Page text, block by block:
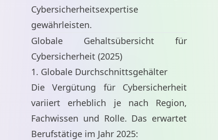
Cybersicherheitsexpertise
gewährleisten.
Globale Gehaltsübersicht für
Cybersicherheit (2025)
1. Globale Durchschnittsgehälter
Die Vergütung für Cybersicherheit
variiert erheblich je nach Region,
Fachwissen und Rolle. Das erwartet
Berufstätige im Jahr 2025: